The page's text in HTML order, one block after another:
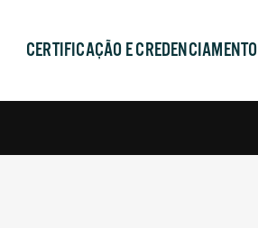
CERTIFICAÇÃO E CREDENCIAMENTO